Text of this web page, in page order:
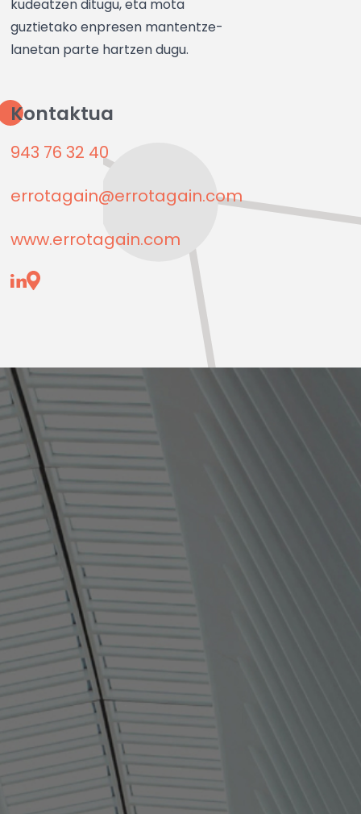
kudeatzen ditugu, eta mota
guztietako enpresen mantentze-
lanetan parte hartzen dugu.
Kontaktua
943 76 32 40
errotagain@errotagain.com
www.errotagain.com